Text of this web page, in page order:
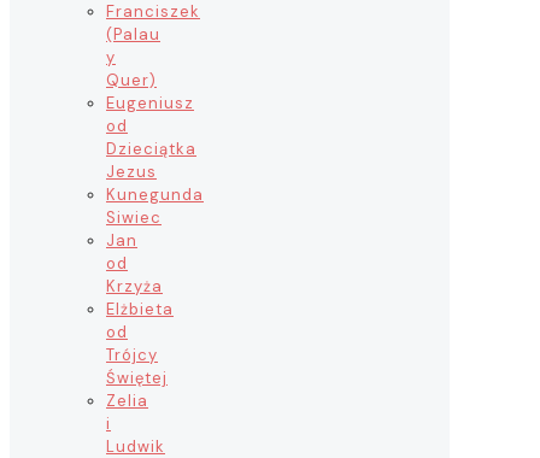
Franciszek
(Palau
y
Quer)
Eugeniusz
od
Dzieciątka
Jezus
Kunegunda
Siwiec
Jan
od
Krzyża
Elżbieta
od
Trójcy
Świętej
Zelia
i
Ludwik